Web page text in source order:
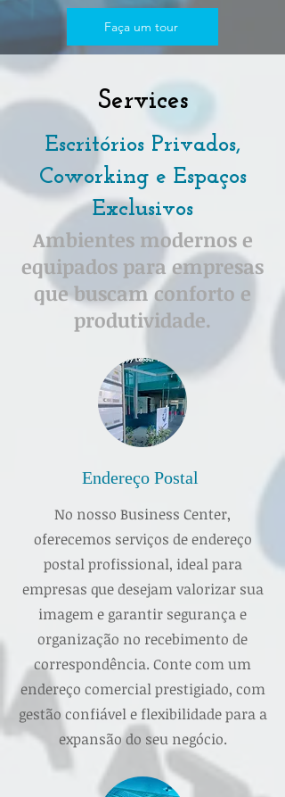
Faça um tour
Services
Escritórios Privados,
Coworking e Espaços
Exclusivos
Ambientes modernos e
equipados para empresas
que buscam conforto e
produtividade.
Endereço Postal
​No nosso Business Center,
oferecemos serviços de endereço
postal profissional, ideal para
empresas que desejam valorizar sua
imagem e garantir segurança e
organização no recebimento de
correspondência. Conte com um
endereço comercial prestigiado, com
gestão confiável e flexibilidade para a
expansão do seu negócio.